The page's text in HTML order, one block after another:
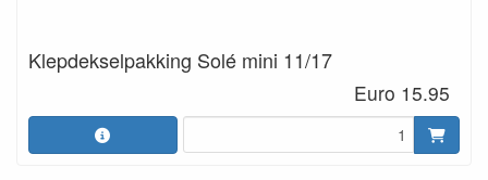
Klepdekselpakking Solé mini 11/17
Euro 15.95